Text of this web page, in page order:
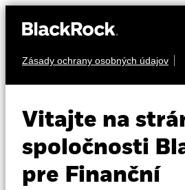
Zásady ochrany osobných údajov
Vitajte na
spoločnosti
pre Finanční
Vzdelávanie
Profesionálni investori
CBUS
iShares
Gilts